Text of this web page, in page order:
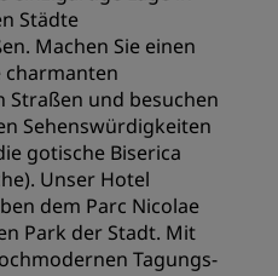
Städte
Machen Sie einen
charmanten
und besuchen
Sehenswürdigkeiten
gotische Biserica
Unser Hotel
dem Parc Nicolae
Park der Stadt. Mit
Tagungs-